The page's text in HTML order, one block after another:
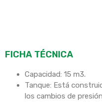
FICHA TÉCNICA
Capacidad: 15 m3.
Tanque: Está
los cambios de